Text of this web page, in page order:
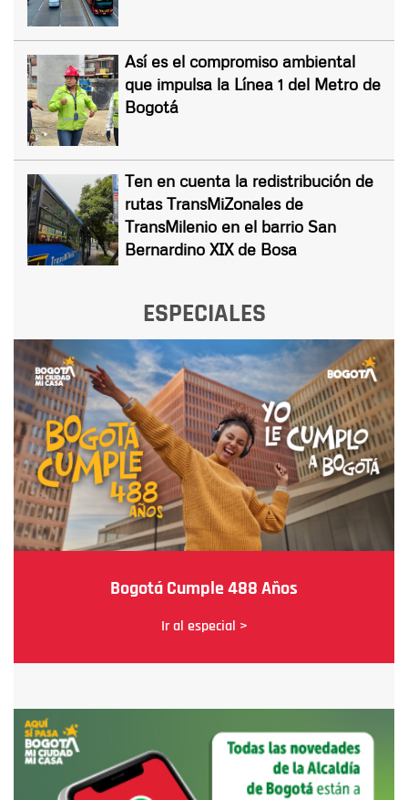
Así es el compromiso ambiental
que impulsa la Línea 1 del Metro de
Bogotá
Ten en cuenta la redistribución de
rutas TransMiZonales de
TransMilenio en el barrio San
Bernardino XIX de Bosa
ESPECIALES
Bogotá Cumple 488 Años
Ir al especial >